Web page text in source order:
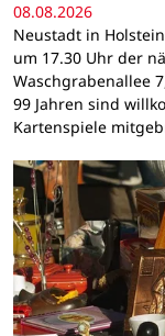
08.08.2026
Neustadt in
um 17.30 Uhr der
Waschgrabenallee
99 Jahren sind
Kartenspiele